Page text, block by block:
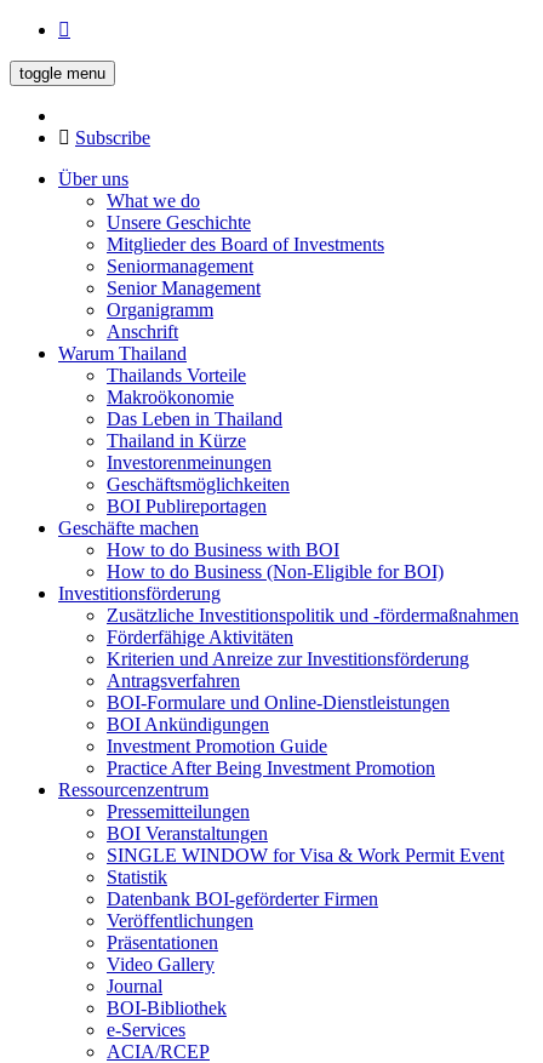
toggle menu
Subscribe
Über uns
What we do
Unsere Geschichte
Mitglieder des Board of Investments
Seniormanagement
Senior Management
Organigramm
Anschrift
Warum Thailand
Thailands Vorteile
Makroökonomie
Das Leben in Thailand
Thailand in Kürze
Investorenmeinungen
Geschäftsmöglichkeiten
BOI Publireportagen
Geschäfte machen
How to do Business with BOI
How to do Business (Non-Eligible for BOI)
Investitionsförderung
Zusätzliche Investitionspolitik und -fördermaßnahmen
Förderfähige Aktivitäten
Kriterien und Anreize zur Investitionsförderung
Antragsverfahren
BOI-Formulare und Online-Dienstleistungen
BOI Ankündigungen
Investment Promotion Guide
Practice After Being Investment Promotion
Ressourcenzentrum
Pressemitteilungen
BOI Veranstaltungen
SINGLE WINDOW for Visa & Work Permit Event
Statistik
Datenbank BOI-geförderter Firmen
Veröffentlichungen
Präsentationen
Video Gallery
Journal
BOI-Bibliothek
e-Services
ACIA/RCEP